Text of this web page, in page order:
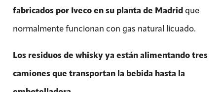
fabricados por Iveco en su planta de Madridque
normalmente funcionan con gas natural licuado.
Los residuos de whisky ya están alimentando tres
camiones que transportan la bebida hasta la